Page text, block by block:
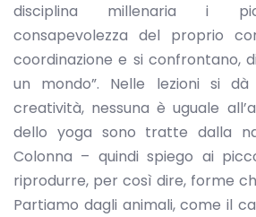
disciplina millenaria i
consapevolezza del proprio
coordinazione e si confrontano,
un mondo”. Nelle lezioni si
creatività, nessuna è uguale
dello yoga sono tratte dalla
Colonna – quindi spiego ai
riprodurre, per così dire, forme
Partiamo dagli animali, come il